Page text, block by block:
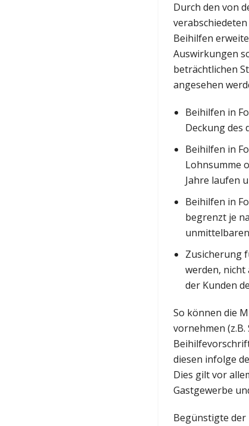
Durch den von
Beihilfen
Auswirkungen
beträchtlichen
angesehen
Beihilfen in
Deckung des
Beihilfen in
Lohnsumme
Jahre laufen
Beihilfen in
begrenzt je
Zusicherung
werden,
der Kunden
So können die
vornehmen
diesen infolge
Dies gilt vor
Gastgewerbe
Begünstigte